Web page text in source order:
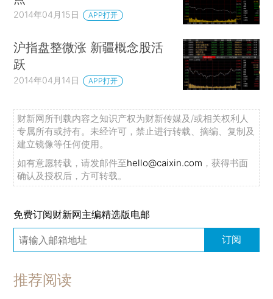
2014年04月15日 APP打开
沪指盘整微涨 新疆概念股活
跃
2014年04月14日 APP打开
财新网所刊载内容之知识产权为财新传媒及/或相关权利人
专属所有或持有。未经许可，禁止进行转载、摘编、复制及
建立镜像等任何使用。
如有意愿转载，请发邮件至hello@caixin.com ，获得书面
确认及授权后，方可转载。
免费订阅财新网主编精选版电邮
订阅
推荐阅读